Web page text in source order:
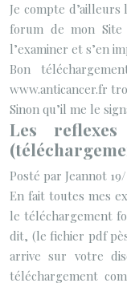
Je compte
forum de mon Site
l’examiner et s’en
Bon
www.anticancer.fr
Sinon qu’il me le
Les
Posté par Jeannot
En fait toutes mes
le téléchargement
dit, (le fichier pdf
arrive sur votre
téléchargement